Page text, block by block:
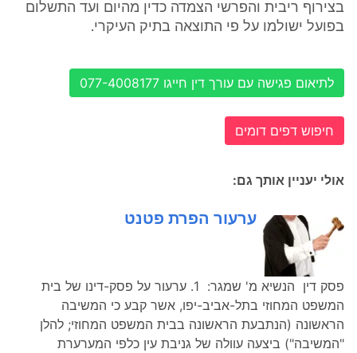
בצירוף ריבית והפרשי הצמדה כדין מהיום ועד התשלום
בפועל ישולמו על פי התוצאה בתיק העיקרי.
לתיאום פגישה עם עורך דין חייגו 077-4008177
חיפוש דפים דומים
אולי יעניין אותך גם:
ערעור הפרת פטנט
פסק דין הנשיא מ' שמגר: 1. ערעור על פסק-דינו של בית
המשפט המחוזי בתל-אביב-יפו, אשר קבע כי המשיבה
הראשונה (הנתבעת הראשונה בבית המשפט המחוזי; להלן
"המשיבה") ביצעה עוולה של גניבת עין כלפי המערערת